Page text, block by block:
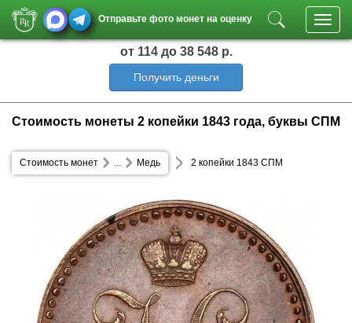
Отправьте фото монет на оценку
от 114 до 38 548 р.
Получить деньги
Стоимость монеты 2 копейки 1843 года, буквы СПМ
Стоимость монет Медь
... 2 копейки 1843 СПМ